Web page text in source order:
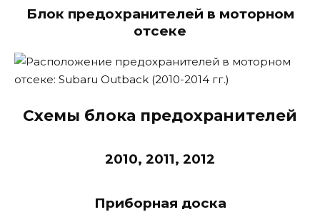
Блок предохранителей в моторном
отсеке
Схемы блока предохранителей
2010, 2011, 2012
Приборная доска